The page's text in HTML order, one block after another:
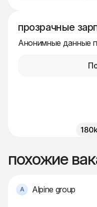
прозрачные
Анонимные данные
похожие
Alpine group